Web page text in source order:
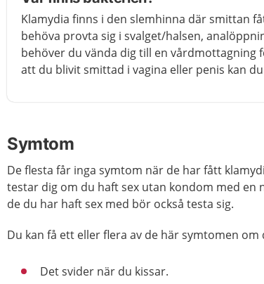
Klamydia finns i den slemhinna där smittan
behöva provta sig i svalget/halsen,
behöver du vända dig till en vårdmottagning
att du blivit smittad i vagina eller penis kan
Symtom
De flesta får inga symtom när de har fått
testar dig om du haft sex utan kondom med en
de du har haft sex med bör också testa sig.
Du kan få ett eller flera av de här symtomen om
Det svider när du kissar.